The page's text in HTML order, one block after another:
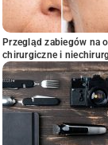
Przegląd zabiegów na
chirurgiczne i